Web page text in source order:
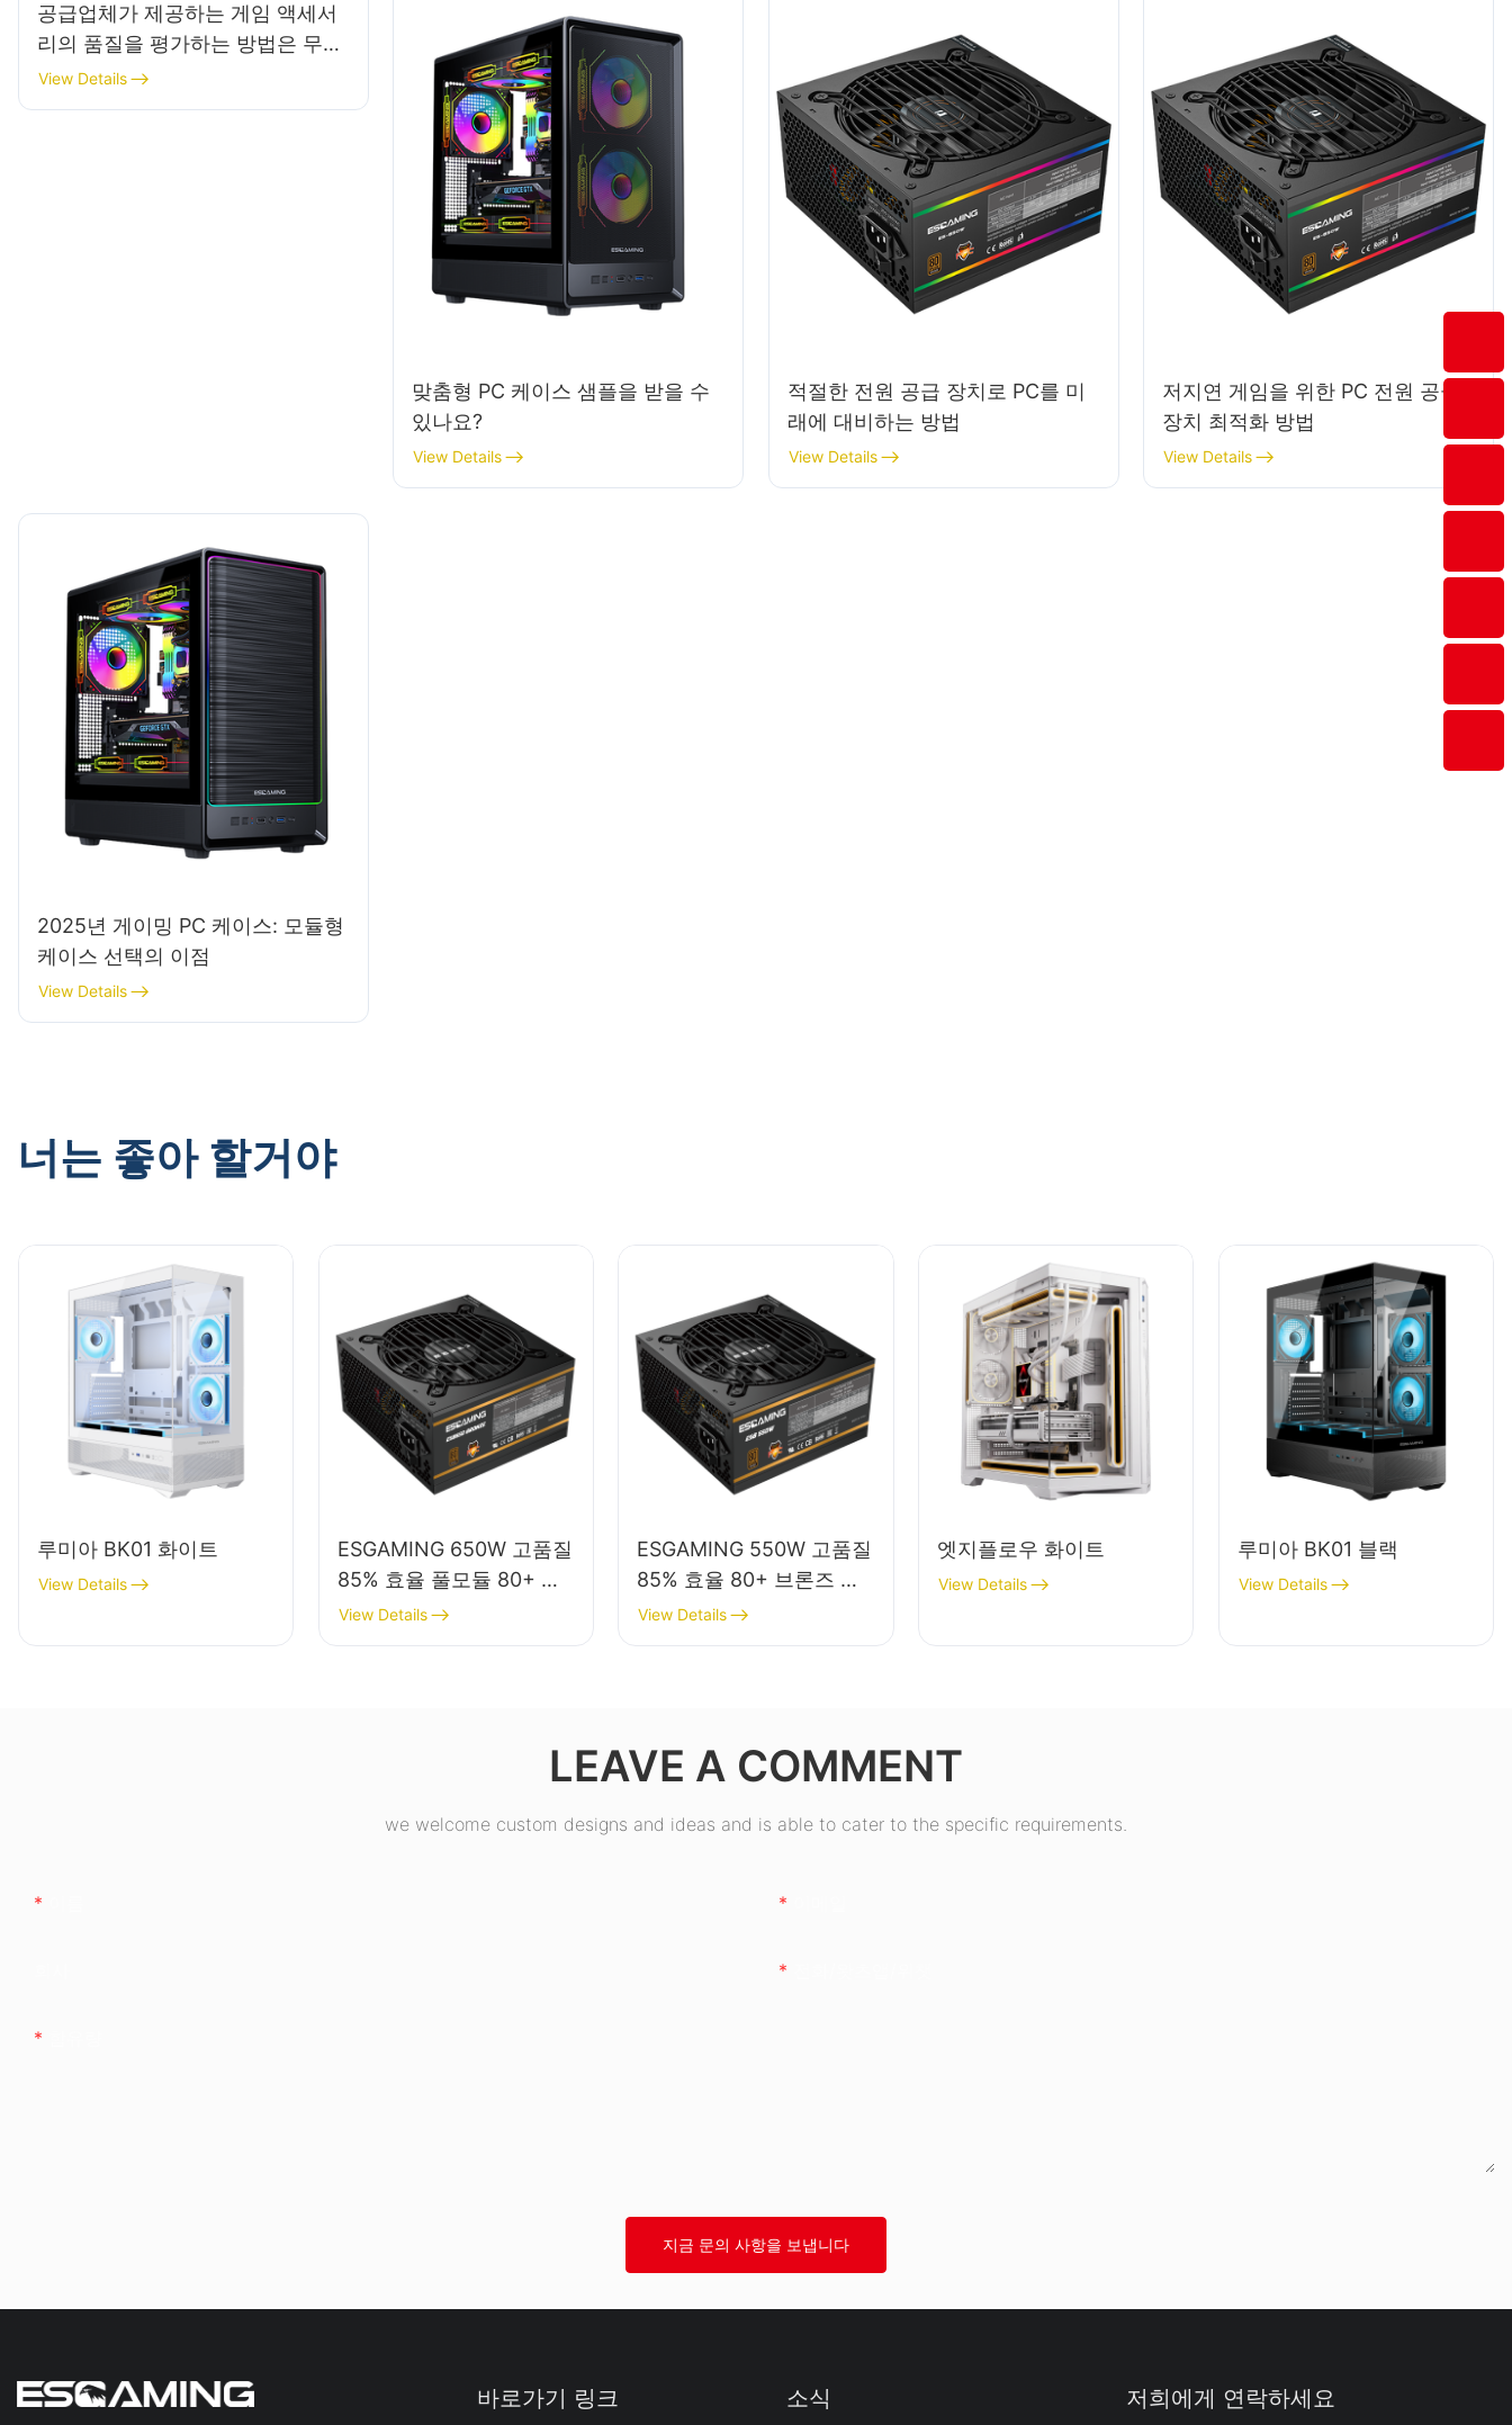
공급업체가 제공하는 게임 액세서
리의 품질을 평가하는 방법은 무엇
입니까?
View Details
맞춤형 PC 케이스 샘플을 받을 수
있나요?
View Details
적절한 전원 공급 장치로 PC를 미
래에 대비하는 방법
View Details
저지연 게임을 위한 PC 전원 공급
장치 최적화 방법
View Details
2025년 게이밍 PC 케이스: 모듈형
케이스 선택의 이점
View Details
너는 좋아 할거야
루미아 BK01 화이트
View Details
ESGAMING 650W 고품질
85% 효율 풀모듈 80+ 브
론즈 데스크탑 PC 파워 서
플라이 ESB650W
View Details
ESGAMING 550W 고품질
85% 효율 80+ 브론즈 데
스크탑 PC 파워 서플라이
ESB550W
View Details
엣지플로우 화이트
View Details
루미아 BK01 블랙
View Details
LEAVE A COMMENT
we welcome custom designs and ideas and is able to cater to the specific requirements.
지금 문의 사항을 보냅니다
바로가기 링크 소식 저희에게 연락하세요